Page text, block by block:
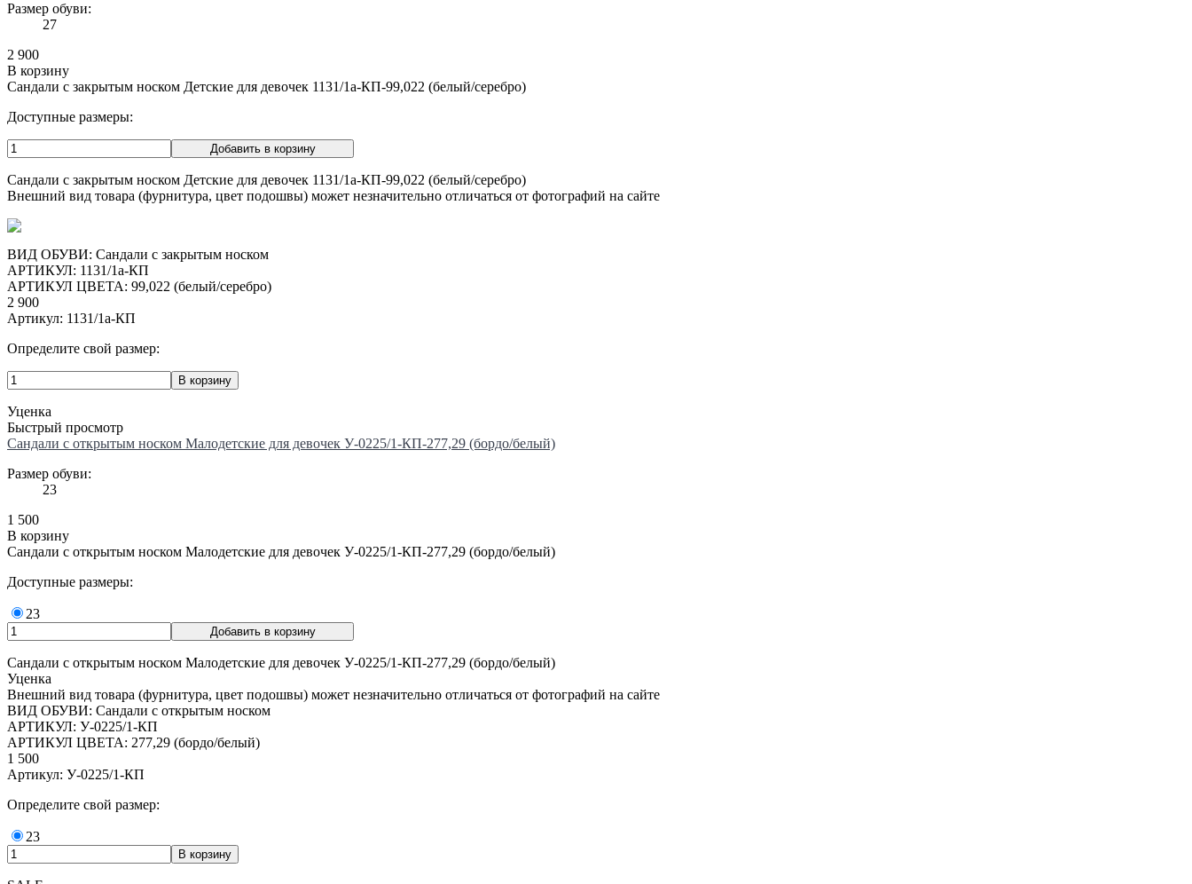
Размер обуви:
27
2 900
В корзину
Сандали с закрытым носком Детские для девочек 1131/1а-КП-99,022 (белый/серебро)
Доступные размеры:
Сандали с закрытым носком Детские для девочек 1131/1а-КП-99,022 (белый/серебро)
Внешний вид товара (фурнитура, цвет подошвы) может незначительно отличаться от фотографий на сайте
ВИД ОБУВИ: Сандали с закрытым носком
АРТИКУЛ: 1131/1а-КП
АРТИКУЛ ЦВЕТА: 99,022 (белый/серебро)
2 900
Артикул: 1131/1а-КП
Определите свой размер:
Уценка
Быстрый просмотр
Сандали с открытым носком Малодетские для девочек У-0225/1-КП-277,29 (бордо/белый)
Размер обуви:
23
1 500
В корзину
Сандали с открытым носком Малодетские для девочек У-0225/1-КП-277,29 (бордо/белый)
Доступные размеры:
23
Сандали с открытым носком Малодетские для девочек У-0225/1-КП-277,29 (бордо/белый)
Уценка
Внешний вид товара (фурнитура, цвет подошвы) может незначительно отличаться от фотографий на сайте
ВИД ОБУВИ: Сандали с открытым носком
АРТИКУЛ: У-0225/1-КП
АРТИКУЛ ЦВЕТА: 277,29 (бордо/белый)
1 500
Артикул: У-0225/1-КП
Определите свой размер:
23